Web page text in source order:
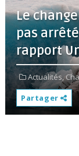
Le
pas
rapport
Actualités,
Partager